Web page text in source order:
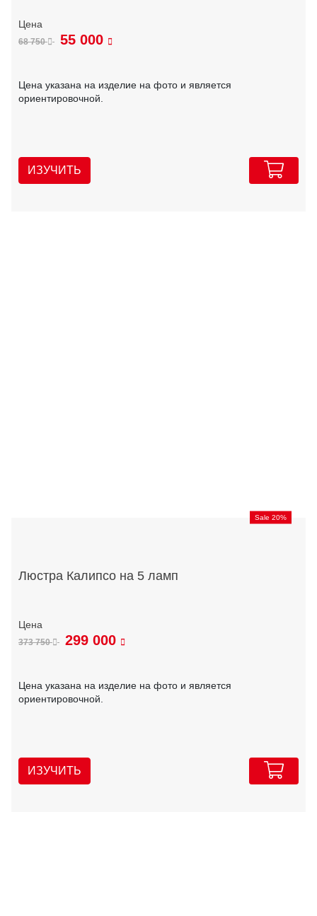
68 750 55 000
Цена указана на изделие на фото и является
ориентировочной.
ИЗУЧИТЬ
Sale 20%
Люстра Калипсо на 5 ламп
373 750 299 000
Цена указана на изделие на фото и является
ориентировочной.
ИЗУЧИТЬ